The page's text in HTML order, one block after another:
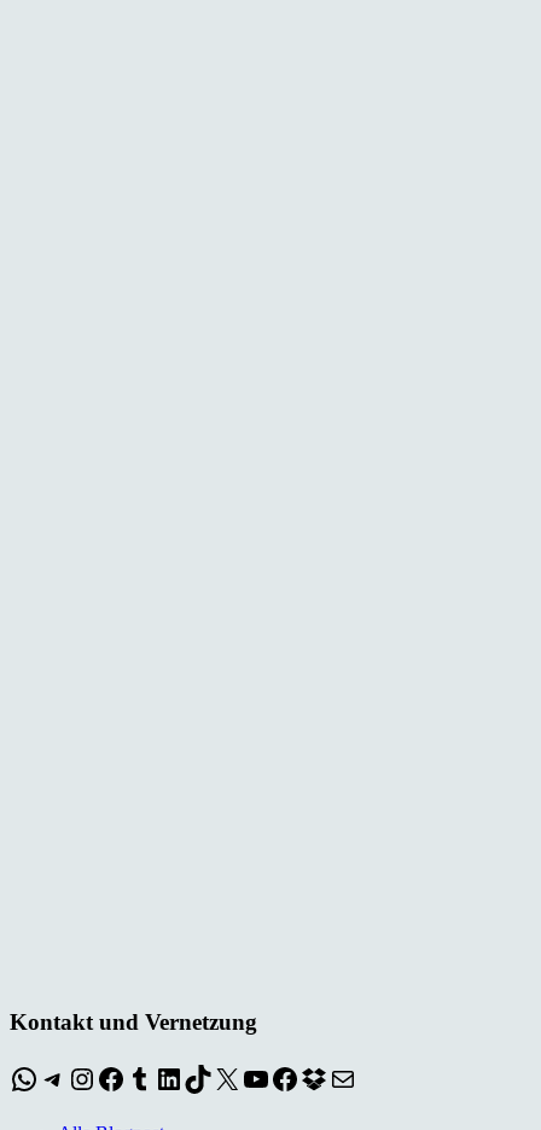
Kontakt und Vernetzung
WhatsApp
Telegram
Instagram
Facebook
Tumblr
LinkedIn
TikTok
X YouTube
Facebook
Dropbox
E-Mail